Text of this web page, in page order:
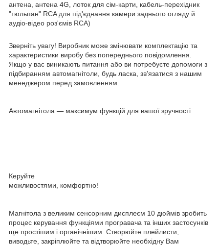
антена, антена 4G, лоток для сім-карти, кабель-перехідник
"тюльпан" RCA для під'єднання камери заднього огляду й
аудіо-відео роз'ємів RCA)
Зверніть увагу! Виробник може змінювати комплектацію та
характеристики виробу без попереднього повідомлення.
Якщо у вас виникають питання або ви потребуєте допомоги з
підбиранням автомагнітоли, будь ласка, зв'язатися з нашим
менеджером перед замовленням.
Автомагнітола — максимум функцій для вашої зручності
Керуйте
можливостями, комфортно!
Магнітола з великим сенсорним дисплеєм 10 дюймів зробить
процес керування функціями програвача та інших застосунків
ще простішим і органічнішим. Створюйте плейлисти,
виводьте, закріплюйте та відтворюйте необхідну Вам